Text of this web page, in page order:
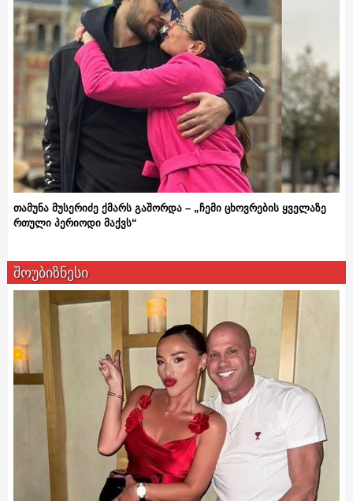
თამუნა მუსერიძე ქმარს გაშორდა – „ჩემი ცხოვრების ყველაზე
რთული პერიოდი მაქვს“
შოუბიზნესი